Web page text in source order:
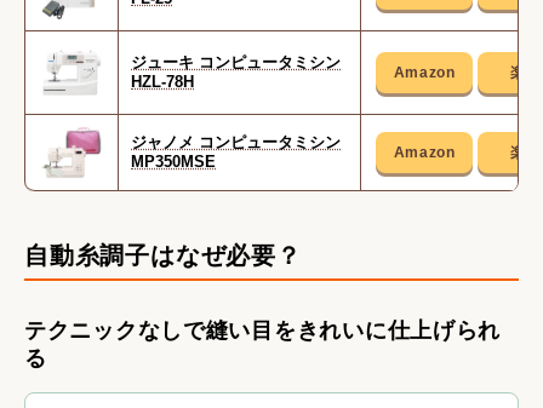
ジューキ コンピュータミシン
HZL-78H
ジャノメ コンピュータミシン
MP350MSE
自動糸調子はなぜ必要？
テクニックなしで縫い目をきれいに仕上げられ
る